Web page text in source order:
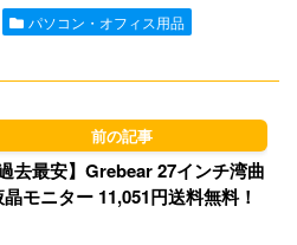
l o
n
パソコン・オフィス用品
過去最安】Grebear 27インチ湾曲
モニター 11,051円送料無料！